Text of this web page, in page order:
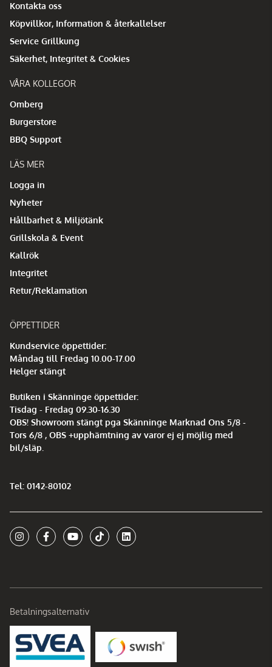
Kontakta oss
Köpvillkor, Information & återkallelser
Service Grillkung
Säkerhet, Integritet & Cookies
VÅRA KOLLEGOR
Omberg
Burgerstore
BBQ Support
LÄS MER
Logga in
Nyheter
Hållbarhet & Miljötänk
Grillskola & Event
Kallrök
Integritet
Retur/Reklamation
ÖPPETTIDER
Kundservice öppettider:
Måndag till Fredag 10.00-17.00
Helger stängt
Butiken i Skänninge öppettider:
Tisdag - Fredag 09.30-16.30
OBS! Showroom stängt pga Skänninge Marknad Ons 5/8 -
Tors 6/8 , OBS +upphämtning av varor ej ej möjlig med
bil/släp.
Tel: 0142-80102
Betalningsalternativ